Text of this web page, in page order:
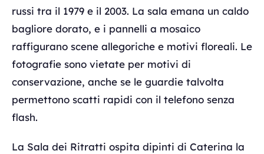
russi tra il 1979 e il 2003. La sala emana un caldo
bagliore dorato, e i pannelli a mosaico
raffigurano scene allegoriche e motivi floreali. Le
fotografie sono vietate per motivi di
conservazione, anche se le guardie talvolta
permettono scatti rapidi con il telefono senza
flash.
La Sala dei Ritratti ospita dipinti di Caterina la